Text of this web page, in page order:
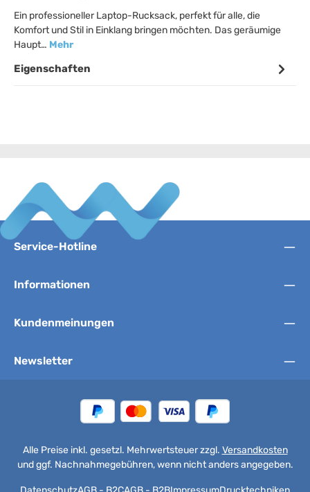
Ein professioneller Laptop-Rucksack, perfekt für alle, die
Komfort und Stil in Einklang bringen möchten. Das geräumige
Haupt… Mehr
Eigenschaften
Service-Hotline
Informationen
Kundenmeinungen
Newsletter
Alle Preise inkl. gesetzl. Mehrwertsteuer zzgl. Versandkosten
und ggf. Nachnahmegebühren, wenn nicht anders angegeben.